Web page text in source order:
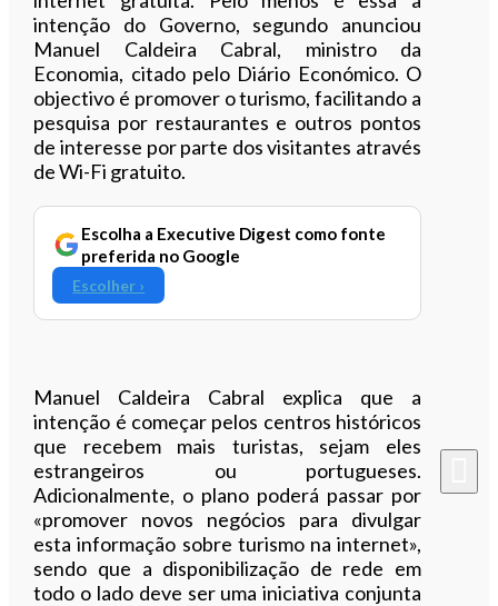
intenção do Governo, segundo anunciou
Manuel Caldeira Cabral, ministro da
Economia, citado pelo Diário Económico. O
objectivo é promover o turismo, facilitando a
pesquisa por restaurantes e outros pontos
de interesse por parte dos visitantes através
de Wi-Fi gratuito.
Escolha a Executive Digest como fonte
preferida no Google
Escolher ›
Manuel Caldeira Cabral explica que a
intenção é começar pelos centros históricos
que recebem mais turistas, sejam eles
estrangeiros ou portugueses.
Adicionalmente, o plano poderá passar por
«promover novos negócios para divulgar
esta informação sobre turismo na internet»,
sendo que a disponibilização de rede em
todo o lado deve ser uma iniciativa conjunta